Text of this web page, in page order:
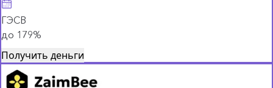
ГЭСВ
до 179%
Получить деньги